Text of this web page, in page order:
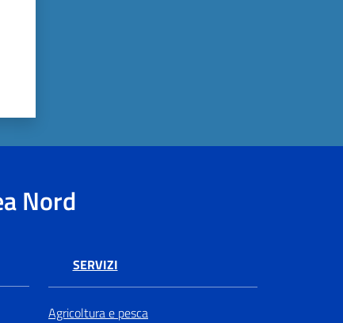
Nord
SERVIZI
Agricoltura e pesca